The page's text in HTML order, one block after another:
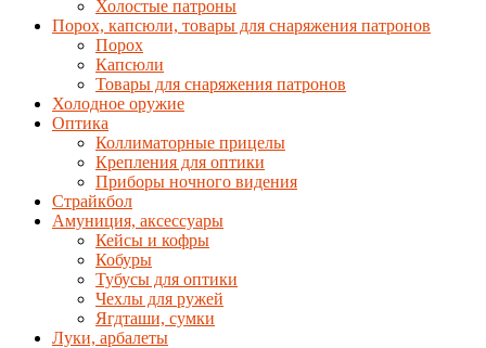
Холостые патроны
Порох, капсюли, товары для снаряжения патронов
Порох
Капсюли
Товары для снаряжения патронов
Холодное оружие
Оптика
Коллиматорные прицелы
Крепления для оптики
Приборы ночного видения
Страйкбол
Амуниция, аксессуары
Кейсы и кофры
Кобуры
Тубусы для оптики
Чехлы для ружей
Ягдташи, сумки
Луки, арбалеты